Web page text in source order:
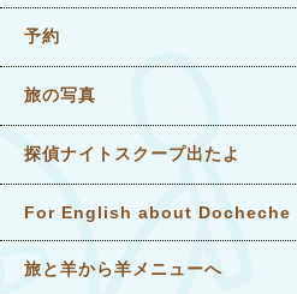
予約
旅の写真
探偵ナイトスクープ出たよ
For English about Docheche
旅と羊から羊メニューへ